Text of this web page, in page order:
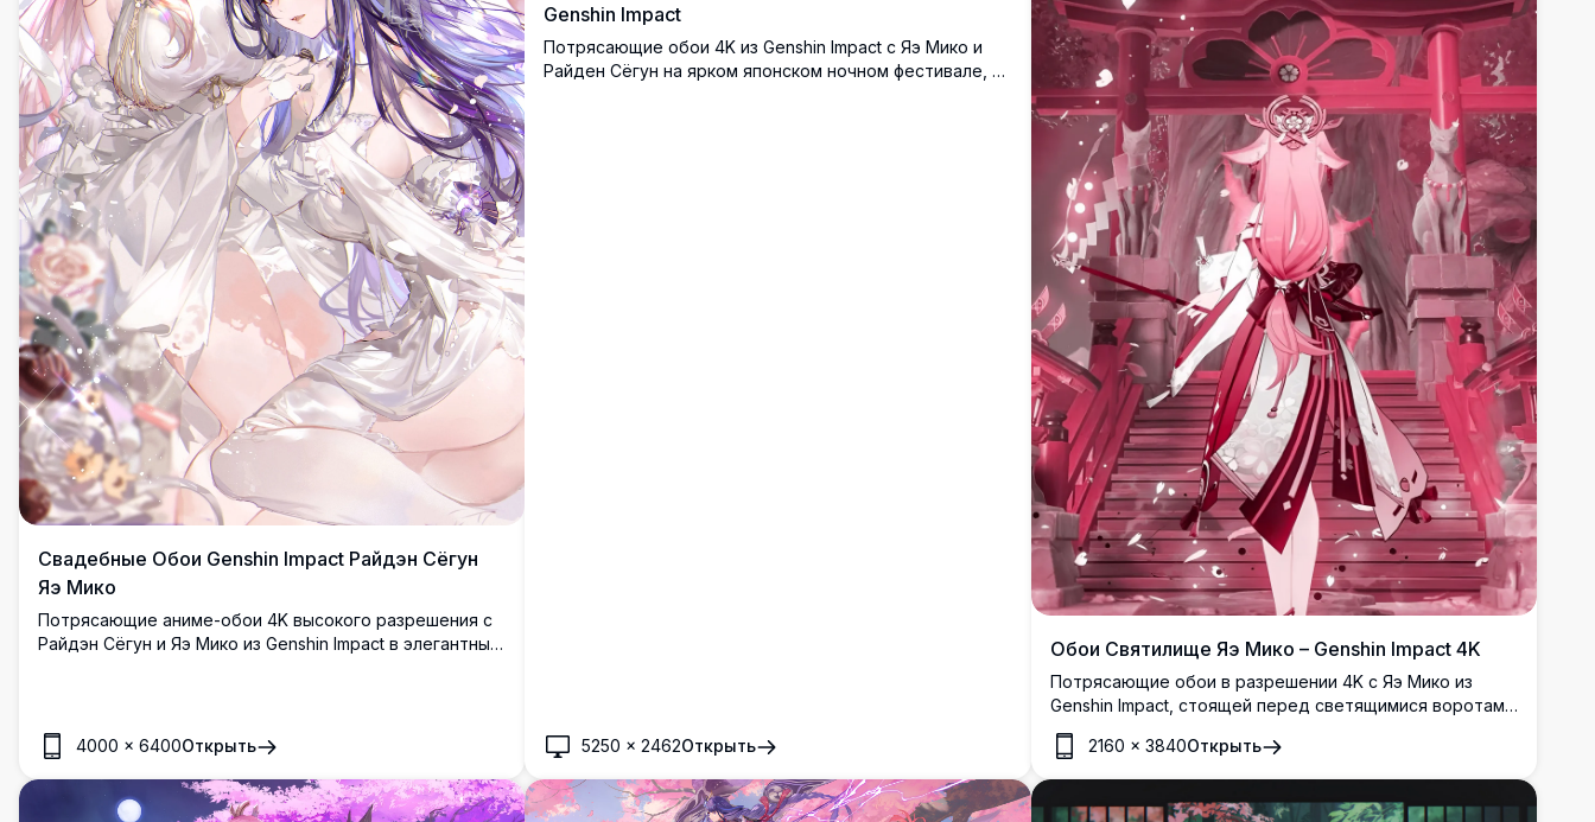
Свадебные Обои Genshin Impact Райдэн Сёгун
Яэ Мико
Потрясающие аниме-обои 4K высокого разрешения с
Райдэн Сёгун и Яэ Мико из Genshin Impact в элегантных
4000 × 6400Открыть
Genshin Impact
Потрясающие обои 4K из Genshin Impact с Яэ Мико и
Райден Сёгун на ярком японском ночном фестивале, в
5250 ×2462Открыть
Обои Святилище Яэ Мико – Genshin Impact 4K
Потрясающие обои в разрешении 4K с Яэ Мико из
Genshin Impact, стоящей перед светящимися воротами
тории, окружённой кружащимися лепестками сакуры и
мистическими деревьями сакуры в розовых тонах с
захватывающей детализацией.
2160 × 3840Открыть